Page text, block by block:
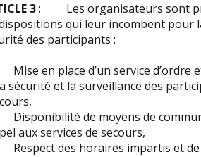
3: Les organisateurs sont
qui leur incombent pour
des participants :
en place d’un service d’ordre
sécurité et la surveillance des
de moyens de
aux services de secours,
des horaires impartis et de